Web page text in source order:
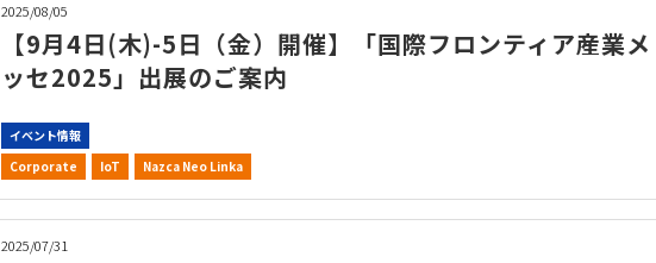
2025/08/05
【9月4日(木)-5日（金）開催】「国際フロンティア産業メ
ッセ2025」出展のご案内
イベント情報
Corporate
IoT Nazca Neo Linka
2025/07/31